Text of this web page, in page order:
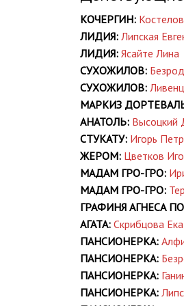
КОЧЕРГИН:
ЛИДИЯ: Липская
ЛИДИЯ: Ясайте Лина
СУХОЖИЛОВ:
СУХОЖИЛОВ:
МАРКИЗ
АНАТОЛЬ: Высоцкий
СТУКАТУ: Игорь
ЖЕРОМ: Цветков
МАДАМ ГРО-ГРО:
МАДАМ ГРО-ГРО:
ГРАФИНЯ АГНЕСА
АГАТА: Скрибцова
ПАНСИОНЕРКА:
ПАНСИОНЕРКА:
ПАНСИОНЕРКА:
ПАНСИОНЕРКА: